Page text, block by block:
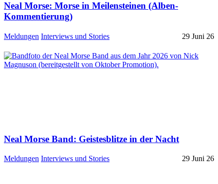
Neal Morse: Morse in Meilensteinen (Alben-
Kommentierung)
Meldungen Interviews und Stories 29 Juni 26
Neal Morse Band: Geistesblitze in der Nacht
Meldungen Interviews und Stories 29 Juni 26